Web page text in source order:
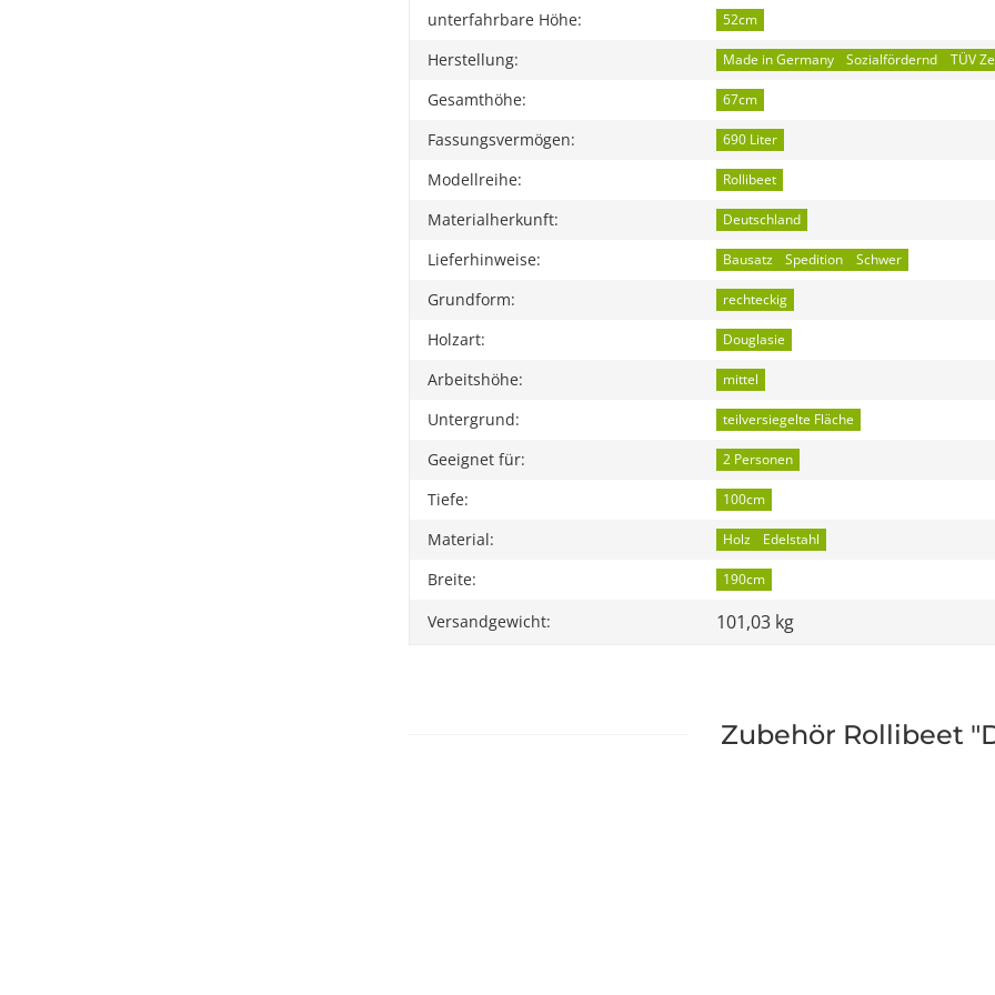
unterfahrbare Höhe: 52cm
Herstellung: Made in Germany Sozialfördernd TÜV
Gesamthöhe: 67cm
Fassungsvermögen: 690 Liter
Modellreihe: Rollibeet
Materialherkunft: Deutschland
Lieferhinweise: Bausatz Spedition Schwer
Grundform: rechteckig
Holzart: Douglasie
Arbeitshöhe: mittel
Untergrund: teilversiegelte Fläche
Geeignet für: 2 Personen
Tiefe: 100cm
Material: Holz Edelstahl
Breite: 190cm
Versandgewicht: 101,03 kg
Zubehör Rollibeet